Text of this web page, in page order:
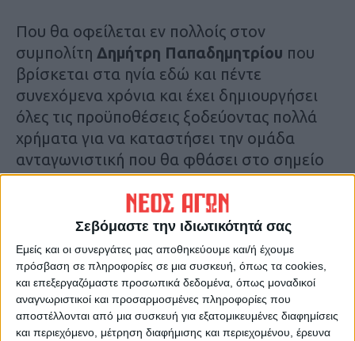
Σεβόμαστε την ιδιωτικότητά σας
Εμείς και οι συνεργάτες μας αποθηκεύουμε και/ή έχουμε
πρόσβαση σε πληροφορίες σε μια συσκευή, όπως τα cookies,
και επεξεργαζόμαστε προσωπικά δεδομένα, όπως μοναδικοί
αναγνωριστικοί και προσαρμοσμένες πληροφορίες που
αποστέλλονται από μια συσκευή για εξατομικευμένες διαφημίσεις
και περιεχόμενο, μέτρηση διαφήμισης και περιεχομένου, έρευνα
Που θα οφείλεται εν πολλοίς στον
συμπολίτη Δημήτρη Παπαδημητρίου που
βρίσκεται στα ηνία εδώ και πέντε
συνεχόμενα χρόνια και έχει δημιουργήσει
όλες τις προϋποθέσεις ξοδεύοντας πολλά
χρήματα για να καταστήσει την ομάδα
ανταγωνιστική που θα φθάσει στο σημείο
κάποια στιγμή να διεκδικεί κι αυτό που
ονειρεύονται γενιές και γενιές
Καρδιτσιωτών!
ΣΕ ΠΛΗΡΗ ΕΤΟΙΜΟΤΗΤΑ
Η ομάδα έδωσε το τελευταίο της φιλικό
παιχνίδι το περασμένο Σάββατο με τον
Βόλο και έδειξε ότι βρίσκεται σε καλή